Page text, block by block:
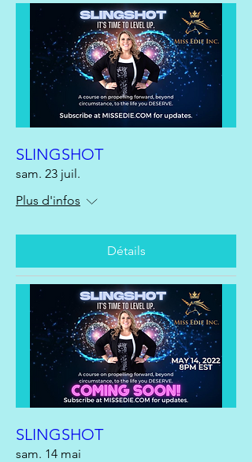
SLINGSHOT
sam. 23 juil.
Plus d'infos
Détails
SLINGSHOT
sam. 14 mai